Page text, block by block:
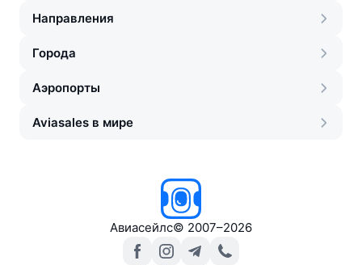
Направления
Города
Аэропорты
Aviasales в мире
Авиасейлс© 2007–2026